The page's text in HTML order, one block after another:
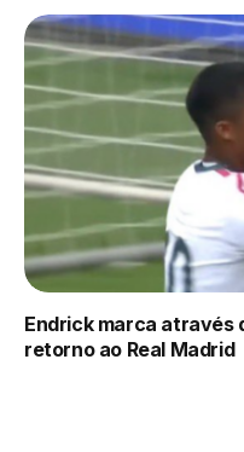
Endrick marca através
retorno ao Real Madrid